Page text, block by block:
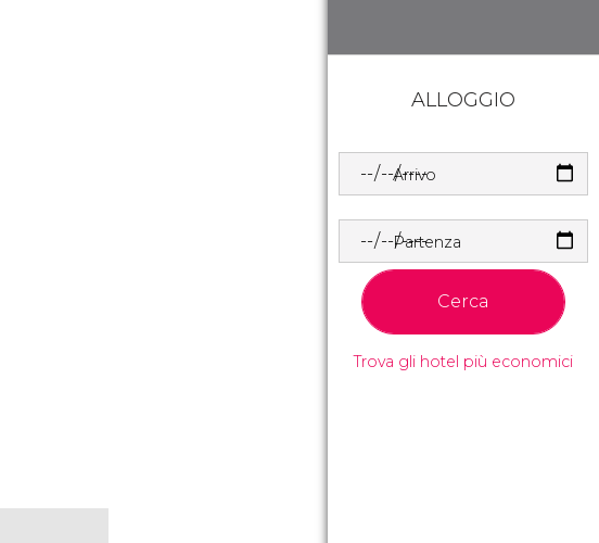
ALLOGGIO
Arrivo
Partenza
Cerca
Trova gli hotel più economici